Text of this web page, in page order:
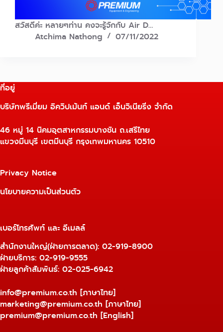
สวัสดีค่ะ หลายๆท่าน คงจะรู้จักกับ Air D…
Atchima Nathong
07/11/2022
ที่อยู่
บริษัทพรีเมี่ยม อิควิปเม้นท์ แอนด์ เอ็นจิเนียริ่ง จำกัด
46 หมู่ 14 นิคมอุตสาหกรรมบางชัน ถ.เสรีไทย
แขวงมีนบุรี เขตมีนบุรี กรุงเทพมหานคร 10510
Privacy Notice
นโยบายความเป็นส่วนตัว
เบอร์โทรศัพท์ และ อีเมลล์
สำนักงานใหญ่(ฝ่ายการตลาด): 02-919-8900
ฝ่ายบริการ: 02-919-9555
ฝ่ายลูกค้าสัมพันธ์: 02-025-6942
info@premium.co.th [ภาษาไทย]
marketing@premium.co.th [ภาษาไทย]
premium@premium.co.th [English]